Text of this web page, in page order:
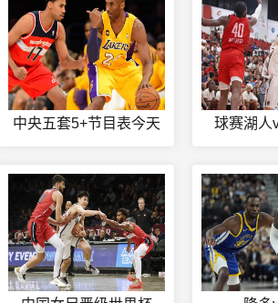
中央五套5+节目表今天 球赛湖人